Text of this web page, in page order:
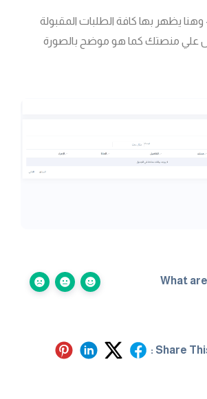
وهنا يظهر بها كافة الطلبات المقبولة
علي منصتك كما هو موضح بالصورة
What
Share